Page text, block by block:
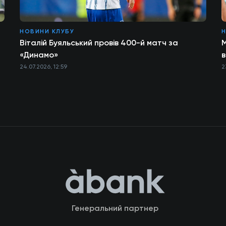
НОВИНИ КЛУБУ
Віталій Буяльський провів 400-й матч за
«Динамо»
24.07.2026, 12:59
Генеральний партнер